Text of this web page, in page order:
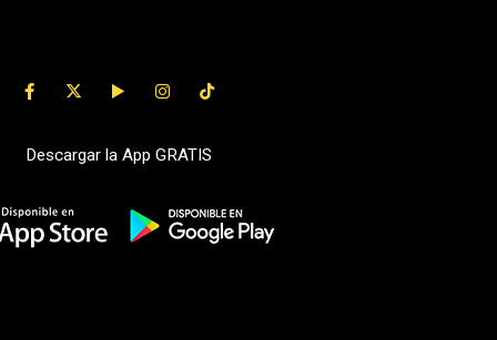
Descargar la App GRATIS